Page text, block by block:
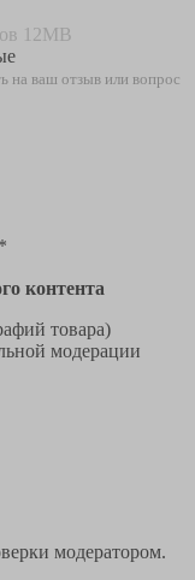
12MB
на ваш отзыв или вопрос
контента
товара)
модерации
модератором.